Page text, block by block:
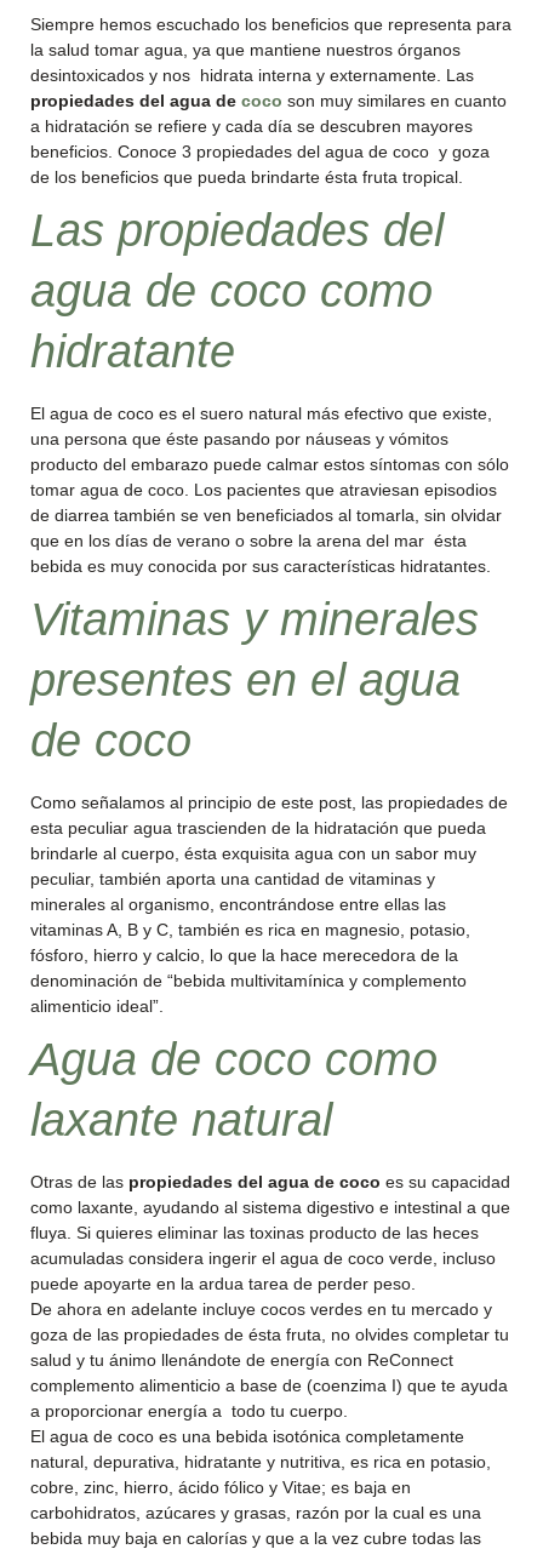
Siempre hemos escuchado los beneficios que representa para
la salud tomar agua, ya que mantiene nuestros órganos
desintoxicados y nos hidrata interna y externamente. Las
propiedades del agua de coco son muy similares en cuanto
a hidratación se refiere y cada día se descubren mayores
beneficios. Conoce 3 propiedades del agua de coco y goza
de los beneficios que pueda brindarte ésta fruta tropical.
Las propiedades del
agua de coco como
hidratante
El agua de coco es el suero natural más efectivo que existe,
una persona que éste pasando por náuseas y vómitos
producto del embarazo puede calmar estos síntomas con sólo
tomar agua de coco. Los pacientes que atraviesan episodios
de diarrea también se ven beneficiados al tomarla, sin olvidar
que en los días de verano o sobre la arena del mar ésta
bebida es muy conocida por sus características hidratantes.
Vitaminas y minerales
presentes en el agua
de coco
Como señalamos al principio de este post, las propiedades de
esta peculiar agua trascienden de la hidratación que pueda
brindarle al cuerpo, ésta exquisita agua con un sabor muy
peculiar, también aporta una cantidad de vitaminas y
minerales al organismo, encontrándose entre ellas las
vitaminas A, B y C, también es rica en magnesio, potasio,
fósforo, hierro y calcio, lo que la hace merecedora de la
denominación de “bebida multivitamínica y complemento
alimenticio ideal”.
Agua de coco como
laxante natural
Otras de las propiedades del agua de coco es su capacidad
como laxante, ayudando al sistema digestivo e intestinal a que
fluya. Si quieres eliminar las toxinas producto de las heces
acumuladas considera ingerir el agua de coco verde, incluso
puede apoyarte en la ardua tarea de perder peso.
De ahora en adelante incluye cocos verdes en tu mercado y
goza de las propiedades de ésta fruta, no olvides completar tu
salud y tu ánimo llenándote de energía con ReConnect
complemento alimenticio a base de (coenzima I) que te ayuda
a proporcionar energía a todo tu cuerpo.
El agua de coco es una bebida isotónica completamente
natural, depurativa, hidratante y nutritiva, es rica en potasio,
cobre, zinc, hierro, ácido fólico y Vitae; es baja en
carbohidratos, azúcares y grasas, razón por la cual es una
bebida muy baja en calorías y que a la vez cubre todas las